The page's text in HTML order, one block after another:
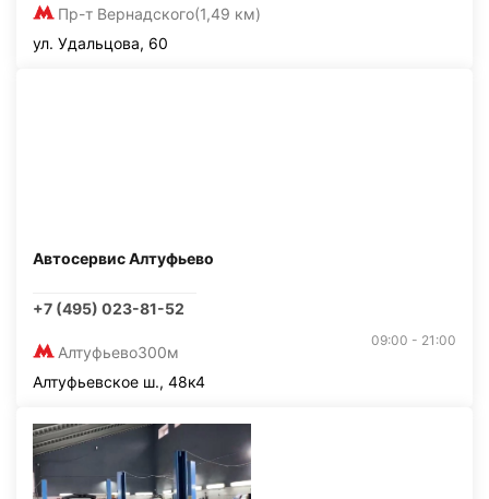
Пр-т Вернадского(1,49 км)
ул. Удальцова, 60
Автосервис Алтуфьево
+7 (495) 023-81-52
Алтуфьево300м
09:00 - 21:00
Алтуфьевское ш., 48к4